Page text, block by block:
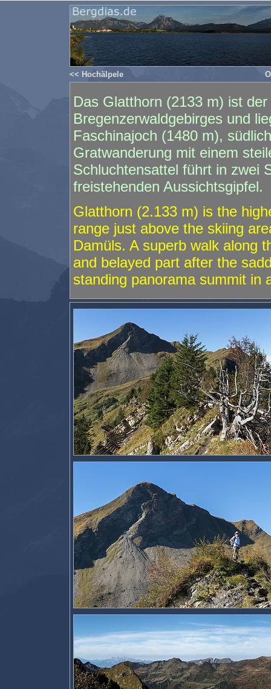
<< Hochälpele
Das Glatthorn (2133 m) ist
Bregenzerwaldgebirges und
Faschinajoch (1480 m),
Gratwanderung mit einem
Schluchtensattel führt in zwei
freistehenden Aussichtsgipfel.
Glatthorn (2.133 m) is the
range just above the skiing
Damüls. A superb walk along
and belayed part after the
standing panorama summit in